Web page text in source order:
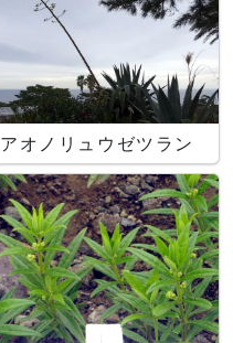
アオノリュウゼツラン